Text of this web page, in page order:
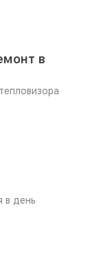
в
в день